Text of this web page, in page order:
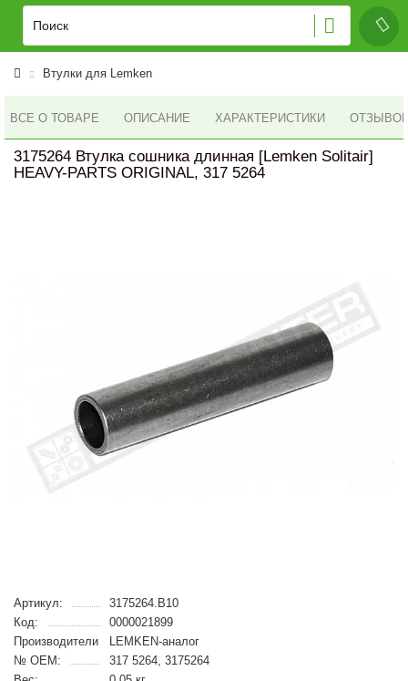
Втулки для Lemken
ВСЕ О ТОВАРЕ ОПИСАНИЕ ХАРАКТЕРИСТИКИ ОТЗЫВОВ
3175264 Втулка сошника длинная [Lemken Solitair]
HEAVY-PARTS ORIGINAL, 317 5264
Артикул:
3175264.B10
Код:
0000021899
Производители
LEMKEN-аналог
№ OEM:
317 5264, 3175264